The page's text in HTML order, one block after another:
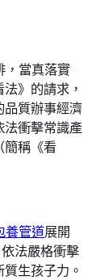
，當真落實
》的請求，
品質辦事經濟
法衝擊常識產
簡稱《看
養管道展開
法嚴格衝擊
生孩子力。